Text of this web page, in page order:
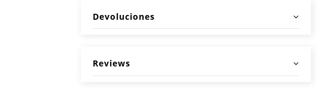
Devoluciones
Reviews